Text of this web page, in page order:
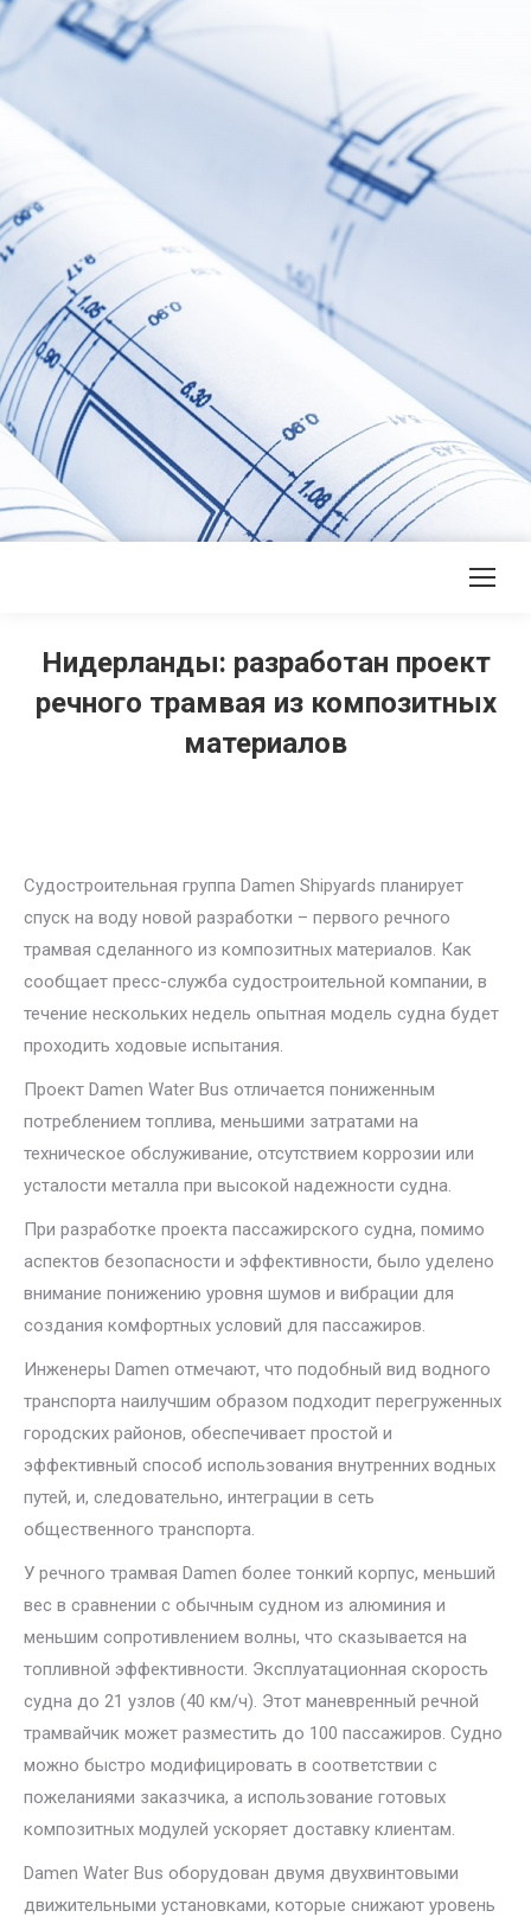
Нидерланды: разработан проект
речного трамвая из композитных
материалов
Судостроительная группа Damen Shipyards планирует
спуск на воду новой разработки – первого речного
трамвая сделанного из композитных материалов. Как
сообщает пресс-служба судостроительной компании, в
течение нескольких недель опытная модель судна будет
проходить ходовые испытания.
Проект Damen Water Bus отличается пониженным
потреблением топлива, меньшими затратами на
техническое обслуживание, отсутствием коррозии или
усталости металла при высокой надежности судна.
При разработке проекта пассажирского судна, помимо
аспектов безопасности и эффективности, было уделено
внимание понижению уровня шумов и вибрации для
создания комфортных условий для пассажиров.
Инженеры Damen отмечают, что подобный вид водного
транспорта наилучшим образом подходит перегруженных
городских районов, обеспечивает простой и
эффективный способ использования внутренних водных
путей, и, следовательно, интеграции в сеть
общественного транспорта.
У речного трамвая Damen более тонкий корпус, меньший
вес в сравнении с обычным судном из алюминия и
меньшим сопротивлением волны, что сказывается на
топливной эффективности. Эксплуатационная скорость
судна до 21 узлов (40 км/ч). Этот маневренный речной
трамвайчик может разместить до 100 пассажиров. Судно
можно быстро модифицировать в соответствии с
пожеланиями заказчика, а использование готовых
композитных модулей ускоряет доставку клиентам.
Damen Water Bus оборудован двумя двухвинтовыми
движительными установками, которые снижают уровень